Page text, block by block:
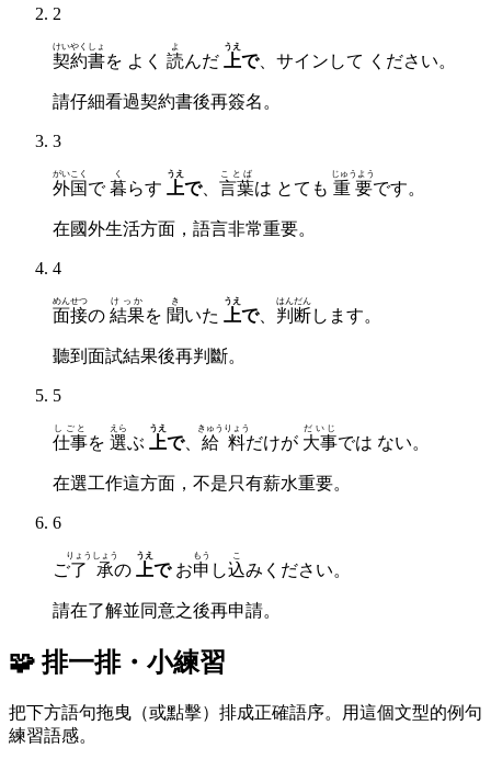
2
契約書
けいやくしょ
を よく 読
よ
んだ 上
うえ
で、サインして ください。
請仔細看過契約書後再簽名。
3
外国
がいこく
で暮
く
らす 上
うえ
で、 言葉
ことば
は とても 重要
じゅうよう
です。
在國外生活方面，語言非常重要。
4
面接
めんせつ
の 結果
けっか
を 聞
き
いた 上
うえ
で、 判断
はんだん
します。
聽到面試結果後再判斷。
5
仕事
しごと
を 選
えら
ぶ 上
うえ
で、 給料
きゅうりょう
だけが 大事
だいじ
では ない。
在選工作這方面，不是只有薪水重要。
6
ご了承
りょうしょう
の 上
うえ
でお申
もう
し込
こ
みください。
請在了解並同意之後再申請。
🧩 排一排・小練習
把下方語句拖曳（或點擊）排成正確語序。用這個文型的例句
練習語感。